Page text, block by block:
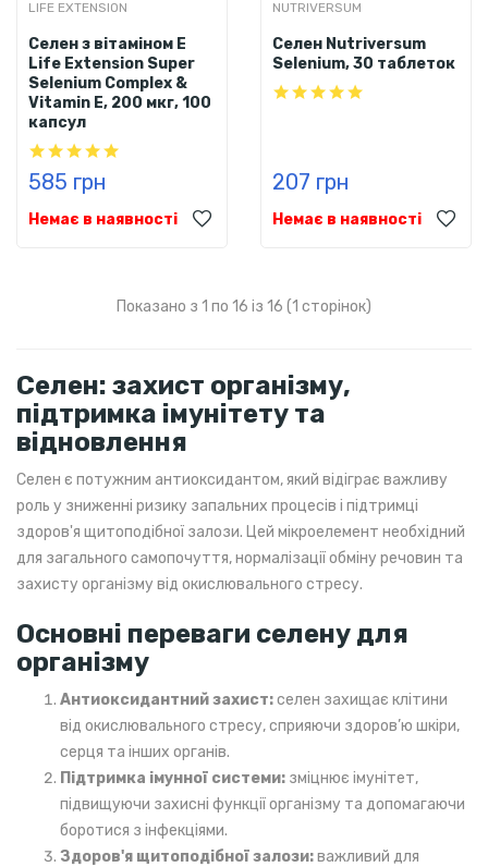
LIFE EXTENSION
Селен з вітаміном Е
Life Extension Super
Selenium Complex &
Vitamin E, 200 мкг, 100
капсул
585 грн
Немає в наявності
NUTRIVERSUM
Селен Nutriversum
Selenium, 30 таблеток
207 грн
Немає в наявності
Показано з 1 по 16 із 16 (1 сторінок)
Селен: захист організму,
підтримка імунітету та
відновлення
Селен є потужним антиоксидантом, який відіграє важливу
роль у зниженні ризику запальних процесів і підтримці
здоров'я щитоподібної залози. Цей мікроелемент необхідний
для загального самопочуття, нормалізації обміну речовин та
захисту організму від окислювального стресу.
Основні переваги селену для
організму
Антиоксидантний захист:селен захищає клітини
від окислювального стресу, сприяючи здоров’ю шкіри,
серця та інших органів.
Підтримка імунної системи: зміцнює імунітет,
підвищуючи захисні функції організму та допомагаючи
боротися з інфекціями.
Здоров'я щитоподібної залози:важливий для